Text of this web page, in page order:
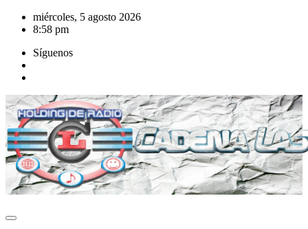
Saltar
miércoles, 5 agosto 2026
8:58 pm
Síguenos